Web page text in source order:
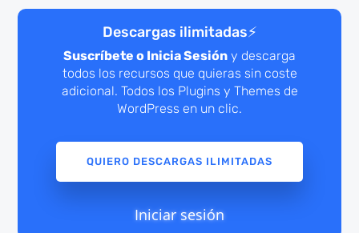
Descargas ilimitadas⚡
Suscríbete o Inicia Sesión y descarga
todos los recursos que quieras sin coste
adicional. Todos los Plugins y Themes de
WordPress en un clic.
QUIERO DESCARGAS ILIMITADAS
Iniciar sesión